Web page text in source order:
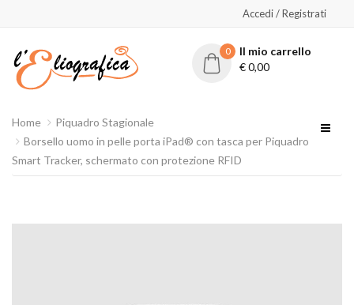
Accedi / Registrati
0
Il mio carrello
€0,00
Home
Piquadro Stagionale
Borsello uomo in pelle porta iPad® con tasca per Piquadro
Smart Tracker, schermato con protezione RFID